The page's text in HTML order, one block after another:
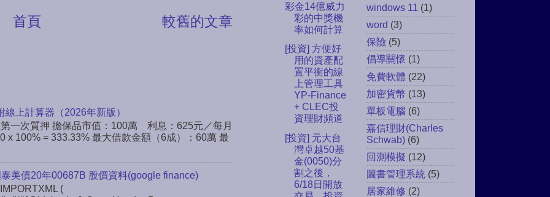
較舊的文章
首頁
上計算器（2026年新版）
次質押 擔保品市值：100萬 利息：625元／每月
x 100% = 333.33% 最大借款金額（6成）：60萬 最
美債20年00687B 股價資料(google finance)
(
彩金14億威力
彩的中獎機
率如何計算
[投資] 方便好
用的資產配
置平衡的線
上管理工具
YP-Finance
+ CLEC投
資理財頻道
[投資] 元大台
灣卓越50基
金(0050)分
割之後，
6/18日開放
windows 11 (1)
word (3)
保險 (5)
倡導關懷 (1)
免費軟體 (22)
加密貨幣 (13)
單板電腦 (6)
嘉信理財(Charles
Schwab) (6)
回測模擬 (12)
圖書管理系統 (5)
居家維修 (2)